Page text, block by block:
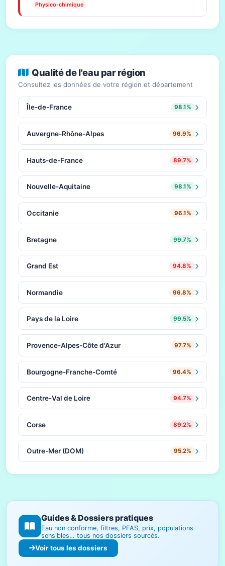
Physico-chimique
Qualité de l'eau par région
Consultez les données de votre région et département
Île-de-France 98.1%
Auvergne-Rhône-Alpes 96.9%
Hauts-de-France 89.7%
Nouvelle-Aquitaine 98.1%
Occitanie 96.1%
Bretagne 99.7%
Grand Est 94.8%
Normandie 96.8%
Pays de la Loire 99.5%
Provence-Alpes-Côte d'Azur 97.7%
Bourgogne-Franche-Comté 96.4%
Centre-Val de Loire 94.7%
Corse 89.2%
Outre-Mer (DOM) 95.2%
Guides & Dossiers pratiques
Eau non conforme, filtres, PFAS, prix, populations
sensibles… tous nos dossiers sourcés.
Voir tous les dossiers